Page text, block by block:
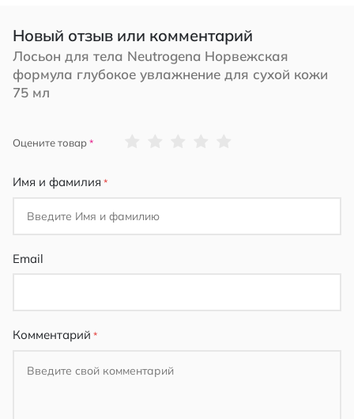
Новый отзыв или комментарий
Лосьон для тела Neutrogena Норвежская
формула глубокое увлажнение для сухой кожи
75 мл
Оцените товар
Имя и фамилия
Email
Комментарий